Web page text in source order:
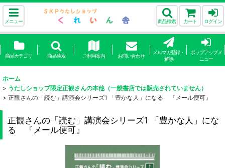
メニュー 商品検索 カート ログイン
商品カテゴリ 商品検索 ご利用案内 お問い合わせ
メルマガ登録・
解除
ポップアップメ
ニュー
ホーム
> うたしショップ限定正観さんの本他（一般書店では販売されていません）
> 正観さんの「読む」講演会シリーズ1 「豊かな人」になる 『メール便可』
正観さんの「読む」講演会シリーズ1 「豊かな人」にな
る 『メール便可』